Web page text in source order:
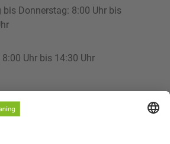
bis Donnerstag: 8:00 Uhr bis
8:00 Uhr bis 14:30 Uhr